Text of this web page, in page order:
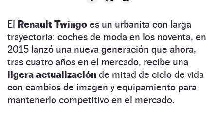
El Renault Twingo es un urbanita con larga
trayectoria: coches de moda en los noventa, en
2015 lanzó una nueva generación que ahora,
tras cuatro años en el mercado, recibe una
ligera actualización de mitad de ciclo de vida
con cambios de imagen y equipamiento para
mantenerlo competitivo en el mercado.